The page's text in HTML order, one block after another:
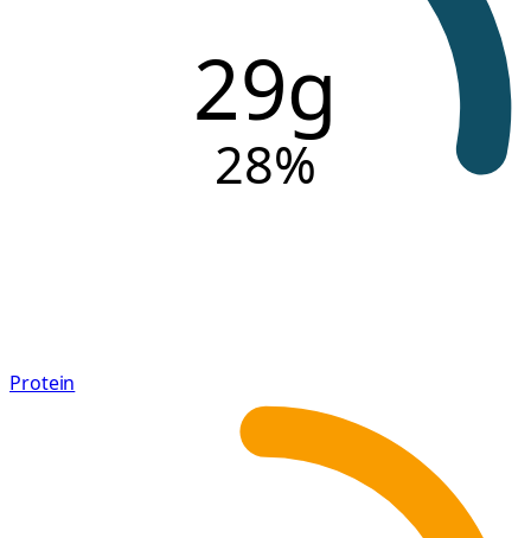
29g
28%
Protein